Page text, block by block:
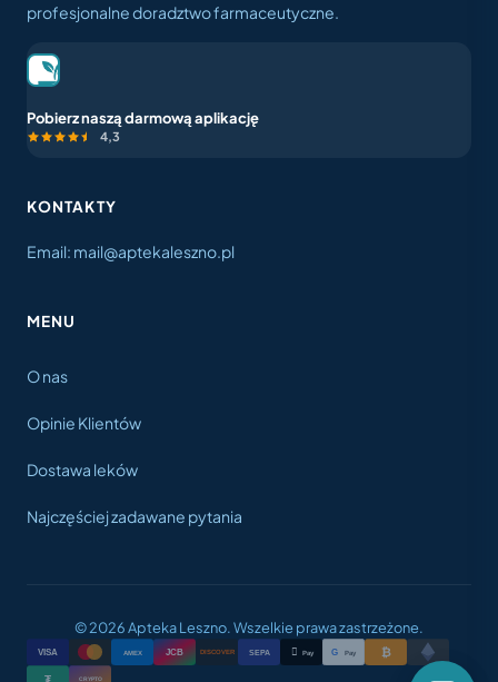
profesjonalne doradztwo farmaceutyczne.
Pobierz naszą darmową aplikację
4,3
KONTAKTY
Email: mail@aptekaleszno.pl
MENU
O nas
Opinie Klientów
Dostawa leków
Najczęściej zadawane pytania
© 2026 Apteka Leszno. Wszelkie prawa zastrzeżone.
VISA AMEX JCB DISCOVER SEPA  Pay G Pay ₿
₮ CRYPTO